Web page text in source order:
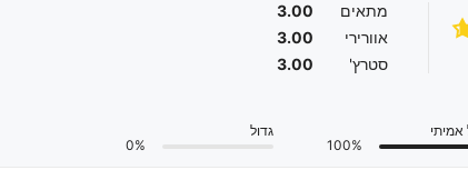
מתאים
3.00
אוורירי
3.00
סטרץ'
3.00
אמיתי
100%
גדול
0%